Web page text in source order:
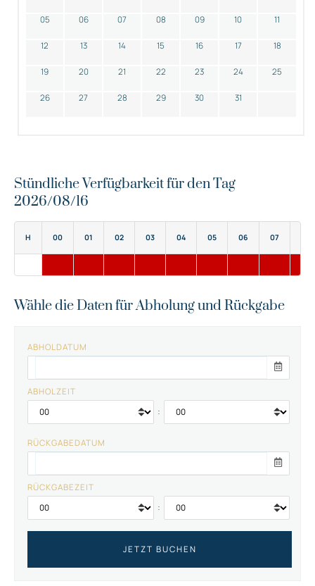
05 06 07 08 09 10 11
12 13 14 15 16 17 18
19 20 21 22 23 24 25
26 27 28 29 30 31
Stündliche Verfügbarkeit für den Tag
2026/08/16
H 00 01 02 03 04 05 06 07
Wähle die Daten für Abholung und Rückgabe
ABHOLDATUM
ABHOLZEIT
:
RÜCKGABEDATUM
RÜCKGABEZEIT
: